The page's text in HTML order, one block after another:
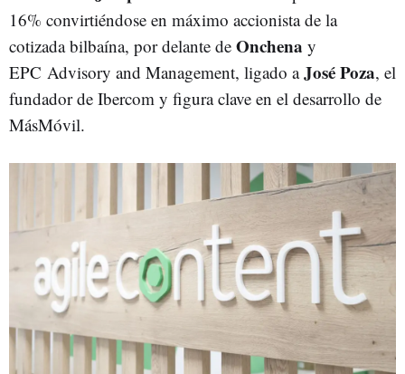
16% convirtiéndose en máximo accionista de la
cotizada bilbaína, por delante de Onchena y
EPC Advisory and Management, ligado aJosé Poza, el
fundador de Ibercom y figura clave en el desarrollo de
MásMóvil.